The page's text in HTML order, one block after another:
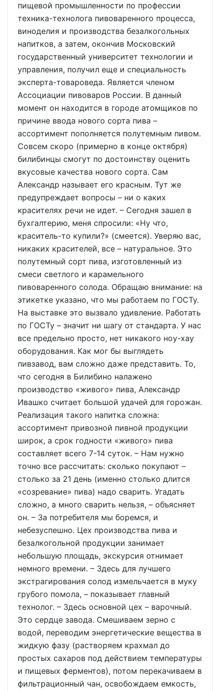
пищевой промышленности по профессии
техника-технолога пивоваренного процесса,
виноделия и производства безалкогольных
напитков, а затем, окончив Московский
государственный университет технологии и
управления, получил еще и специальность
эксперта-товароведа. Является членом
Ассоциации пивоваров России. В данный
момент он находится в городе атомщиков по
причине ввода нового сорта пива –
ассортимент пополняется полутемным пивом.
Совсем скоро (примерно в конце октября)
билибинцы смогут по достоинству оценить
вкусовые качества нового сорта. Сам
Александр называет его красным. Тут же
предупреждает вопросы – ни о каких
красителях речи не идет. – Сегодня зашел в
бухгалтерию, меня спросили: «Ну что,
краситель-то купили?» (смеется). Уверяю вас,
никаких красителей, все – натуральное. Это
полутемный сорт пива, изготовленный из
смеси светлого и карамельного
пивоваренного солода. Обращаю внимание: на
этикетке указано, что мы работаем по ГОСТу.
На выставке это вызвало удивление. Работать
по ГОСТу – значит ни шагу от стандарта. У нас
все предельно просто, нет никакого ноу-хау
оборудования. Как мог бы выглядеть
пивзавод, вам сложно даже представить. То,
что сегодня в Билибино налажено
производство «живого» пива, Александр
Ивашко считает большой удачей для горожан.
Реализация такого напитка сложна:
ассортимент привозной пивной продукции
широк, а срок годности «живого» пива
составляет всего 7-14 суток. – Нам нужно
точно все рассчитать: сколько покупают –
столько за 21 день (именно столько длится
«созревание» пива) надо сварить. Угадать
сложно, а много сварить нельзя, – объясняет
он. – За потребителя мы боремся, и
небезуспешно. Цех производства пива и
безалкогольной продукции занимает
небольшую площадь, экскурсия отнимает
немного времени. – Здесь для лучшего
экстрагирования солод измельчается в муку
грубого помола, – показывает главный
технолог. – Здесь основной цех – варочный.
Это сердце завода. Смешиваем зерно с
водой, переводим энергетические вещества в
жидкую фазу (растворяем крахмал до
простых сахаров под действием температуры
и пищевых ферментов), потом перекачиваем в
фильтрационный чан, освобождаем емкость,